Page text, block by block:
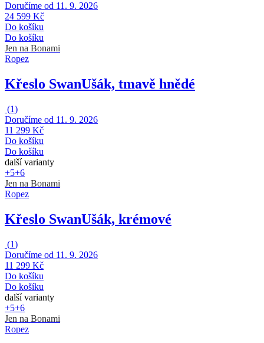
Doručíme od 11. 9. 2026
24 599 Kč
Do košíku
Do košíku
Jen na Bonami
Ropez
Křeslo SwanUšák, tmavě hnědé
(1)
Doručíme od 11. 9. 2026
11 299 Kč
Do košíku
Do košíku
další varianty
+5+6
Jen na Bonami
Ropez
Křeslo SwanUšák, krémové
(1)
Doručíme od 11. 9. 2026
11 299 Kč
Do košíku
Do košíku
další varianty
+5+6
Jen na Bonami
Ropez